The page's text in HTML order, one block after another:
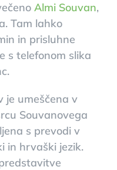
Almi Souvan,
Tam lahko
in prisluhne
s telefonom slika
je umeščena v
Souvanovega
s prevodi v
in hrvaški jezik.